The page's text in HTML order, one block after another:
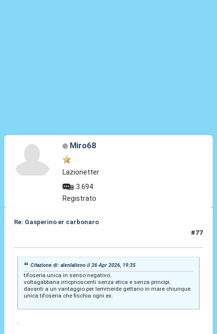
Miro68
Lazionetter
3.694
Registrato
Re: Gasperino er carbonaro
#77
Citazione di: alenlalieno il 26 Apr 2026, 19:35
tifoseria unica in senso negativo.
voltagabbana irricpnoscenti senza etica e senza principi.
davanti a un vantaggio per lemmerde gettano in mare chiunque.
unica tifoseria che fischia ogni ex.
.